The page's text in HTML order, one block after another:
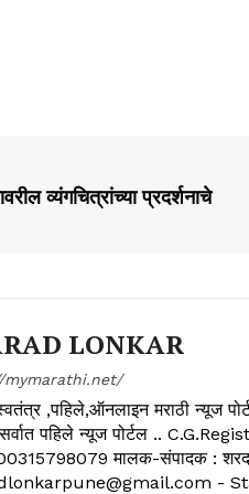
व्यंगचित्रांच्या प्रदर्शनाचे
LONKAR
mymarathi.net/
,पहिले,ऑनलाइन मराठी न्यूज
पहिले न्यूज पोर्टल ..
मालक-संपादक :
-